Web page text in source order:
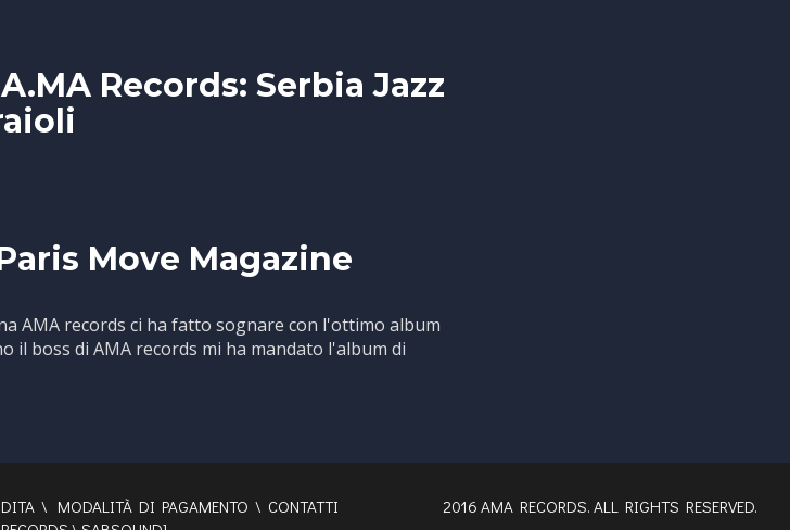
Records: Serbia Jazz
Move Magazine
AMA records ci ha fatto sognare con l'ottimo album
il boss di AMA records mi ha mandato l'album di
\ MODALITÀ DI PAGAMENTO \ CONTATTI
2016 AMA RECORDS. ALL RIGHTS RESERVED.